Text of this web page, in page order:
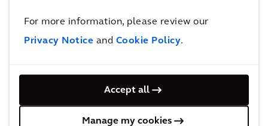
For more information, please review our
Privacy Notice and Cookie Policy.
Accept all
Manage my cookies
le permite aprovechar las apasionantes
oportunidades del sector, crear soluciones que
personas y mejorar la calidad de vida de las
generaciones futuras.